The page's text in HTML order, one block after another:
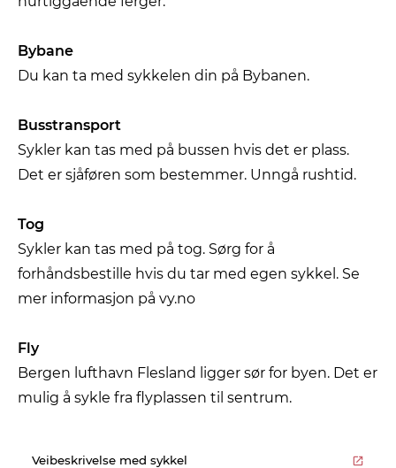
Bybane
Du kan ta med sykkelen din på Bybanen.
Busstransport
Sykler kan tas med på bussen hvis det er plass.
Det er sjåføren som bestemmer. Unngå rushtid.
Tog
Sykler kan tas med på tog. Sørg for å
forhåndsbestille hvis du tar med egen sykkel. Se
mer informasjon på vy.no
Fly
Bergen lufthavn Flesland ligger sør for byen. Det er
mulig å sykle fra flyplassen til sentrum.
Veibeskrivelse med sykkel